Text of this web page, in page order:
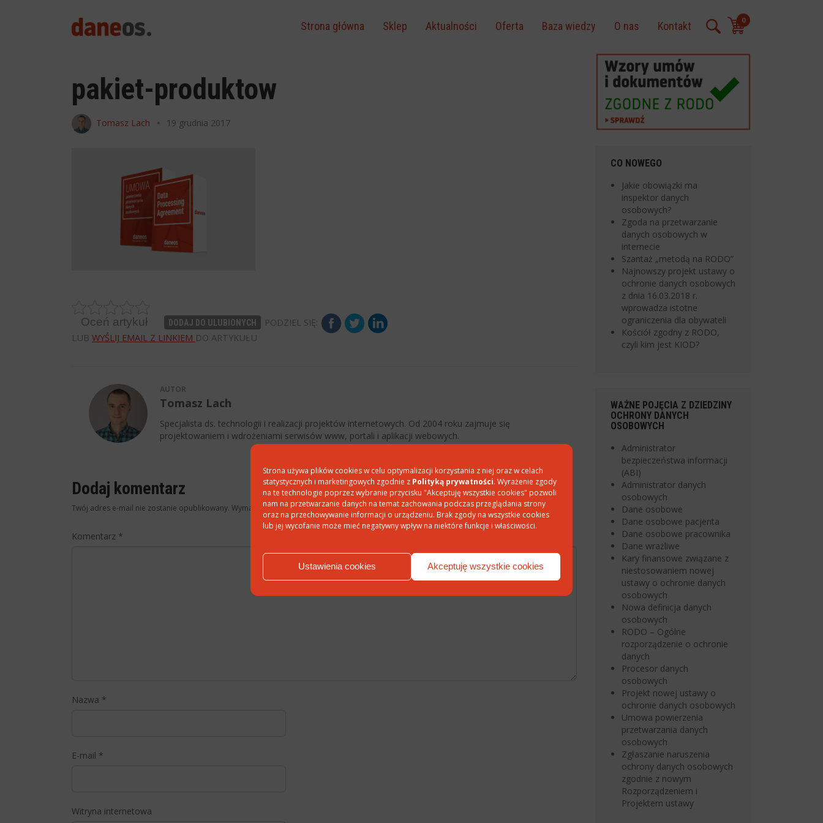
Strona używa plików cookies w celu optymalizacji korzystania z niej oraz w celach
statystycznych i marketingowych zgodnie z Polityką prywatności. Wyrażenie zgody
na te technologie poprzez wybranie przycisku "Akceptuję wszystkie cookies" pozwoli
nam na przetwarzanie danych na temat zachowania podczas przeglądania strony
oraz na przechowywanie informacji o urządzeniu. Brak zgody na wszystkie cookies
lub jej wycofanie może mieć negatywny wpływ na niektóre funkcje i właściwości.
Akceptuję wszystkie cookies
Ustawienia cookies
Strona główna Sklep Aktualności Oferta Baza wiedzy O nas Kontakt
search 0
pakiet-produktow
Tomasz Lach 19 grudnia 2017
Oceń artykuł DODAJ DO ULUBIONYCH
PODZIEL SIĘ:
LUB WYŚLIJ EMAIL Z LINKIEM DO ARTYKUŁU
AUTOR
Tomasz Lach
Specjalista ds. technologii i realizacji projektów internetowych. Od 2004 roku zajmuje się
projektowaniem i wdrożeniami serwisów www, portali i aplikacji webowych.
Dodaj komentarz
Twój adres e-mail nie zostanie opublikowany. Wymagane pola są oznaczone *
Komentarz *
Nazwa *
E-mail *
Witryna internetowa
CO NOWEGO
Jakie obowiązki ma
inspektor danych
osobowych?
Zgoda na przetwarzanie
danych osobowych w
internecie
Szantaż „metodą na RODO”
Najnowszy projekt ustawy o
ochronie danych osobowych
z dnia 16.03.2018 r.
wprowadza istotne
ograniczenia dla obywateli
Kościół zgodny z RODO,
czyli kim jest KIOD?
WAŻNE POJĘCIA Z DZIEDZINY
OCHRONY DANYCH
OSOBOWYCH
Administrator
bezpieczeństwa informacji
(ABI)
Administrator danych
osobowych
Dane osobowe
Dane osobowe pacjenta
Dane osobowe pracownika
Dane wrażliwe
Kary finansowe związane z
niestosowaniem nowej
ustawy o ochronie danych
osobowych
Nowa definicja danych
osobowych
RODO – Ogólne
rozporządzenie o ochronie
danych
Procesor danych
osobowych
Projekt nowej ustawy o
ochronie danych osobowych
Umowa powierzenia
przetwarzania danych
osobowych
Zgłaszanie naruszenia
ochrony danych osobowych
zgodnie z nowym
Rozporządzeniem i
Projektem ustawy